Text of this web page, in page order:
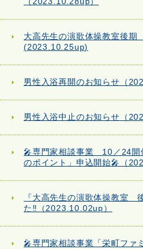
大高先生の演歌体操教室後
(2023.10.25up)
男性入浴再開のお知らせ（
男性入浴中止のお知らせ（
🎤専門家相談事業 10／24開
のポイント」申込開始🎤（
『大高先生の演歌体操教室
た‼（2023.10.02up）
🎤専門家相談事業「栄町ファ